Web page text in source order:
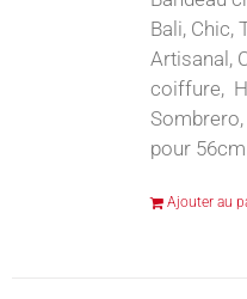
Bali, Chic,
Artisanal,
coiffure,
Sombrero,
pour
Ajouter au